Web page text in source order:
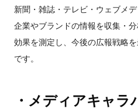
新聞・雑誌・テレビ・ウェブメ
企業やブランドの情報を収集・
効果を測定し、今後の広報戦略
です。
・メディアキャラ